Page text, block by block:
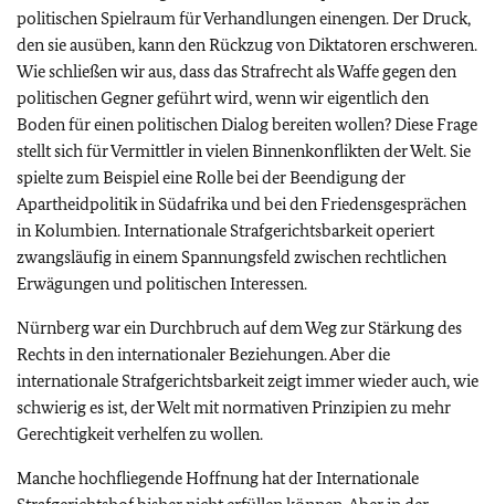
politischen Spielraum für Verhandlungen einengen. Der Druck,
den sie ausüben, kann den Rückzug von Diktatoren erschweren.
Wie schließen wir aus, dass das Strafrecht als Waffe gegen den
politischen Gegner geführt wird, wenn wir eigentlich den
Boden für einen politischen Dialog bereiten wollen? Diese Frage
stellt sich für Vermittler in vielen Binnenkonflikten der Welt. Sie
spielte zum Beispiel eine Rolle bei der Beendigung der
Apartheidpolitik in Südafrika und bei den Friedensgesprächen
in Kolumbien. Internationale Strafgerichtsbarkeit operiert
zwangsläufig in einem Spannungsfeld zwischen rechtlichen
Erwägungen und politischen Interessen.
Nürnberg war ein Durchbruch auf dem Weg zur Stärkung des
Rechts in den internationaler Beziehungen. Aber die
internationale Strafgerichtsbarkeit zeigt immer wieder auch, wie
schwierig es ist, der Welt mit normativen Prinzipien zu mehr
Gerechtigkeit verhelfen zu wollen.
Manche hochfliegende Hoffnung hat der Internationale